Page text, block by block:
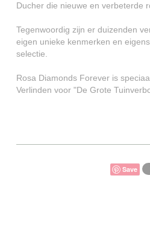
Ducher die nieuwe en verbeterde
Tegenwoordig zijn er duizenden
eigen unieke kenmerken en
selectie.
Rosa Diamonds Forever is
Verlinden voor "De Grote
Save